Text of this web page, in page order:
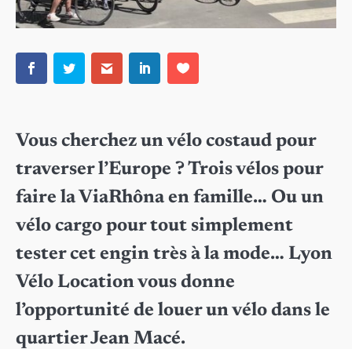
Vous cherchez un vélo costaud pour
traverser l’Europe ? Trois vélos pour
faire la ViaRhôna en famille… Ou un
vélo cargo pour tout simplement
tester cet engin très à la mode… Lyon
Vélo Location vous donne
l’opportunité de louer un vélo dans le
quartier Jean Macé.